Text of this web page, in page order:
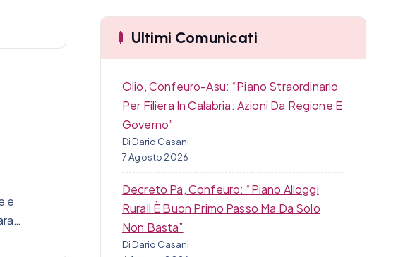
e
a
Ultimi Comunicati
Olio, Confeuro-Asu: “Piano Straordinario
Per Filiera In Calabria: Azioni Da Regione E
Governo”
Di Dario Casani
7 Agosto 2026
Decreto Pa, Confeuro: “Piano Alloggi
Rurali È Buon Primo Passo Ma Da Solo
Non Basta”
Di Dario Casani